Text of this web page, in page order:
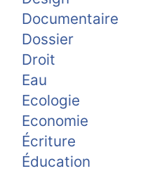
Documentaire
Dossier
Droit
Eau
Ecologie
Economie
Écriture
Éducation